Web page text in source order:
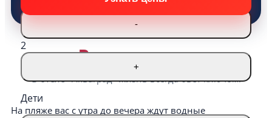
-
2
+
Дети
Развлечения
В отеле «Акваград» жизнь всегда бьёт ключом!
На пляже вас с утра до вечера ждут водные